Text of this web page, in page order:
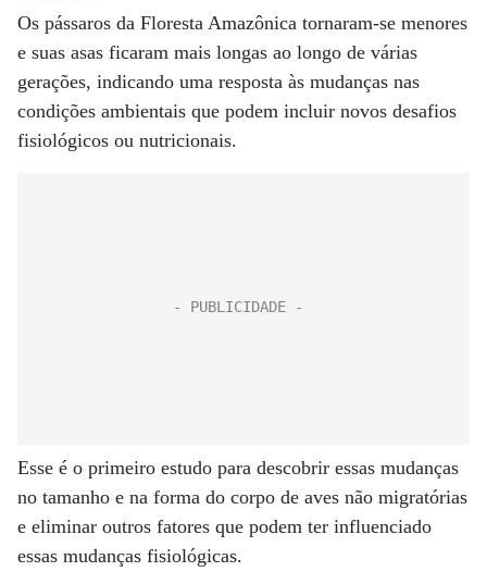
Os pássaros da Floresta Amazônica tornaram-se menores
e suas asas ficaram mais longas ao longo de várias
gerações, indicando uma resposta às mudanças nas
condições ambientais que podem incluir novos desafios
fisiológicos ou nutricionais.
Esse é o primeiro estudo para descobrir essas mudanças
no tamanho e na forma do corpo de aves não migratórias
e eliminar outros fatores que podem ter influenciado
essas mudanças fisiológicas.